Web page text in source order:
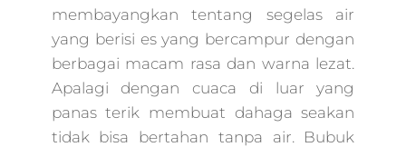
umkm,digital
marketing
umkm,pemasaran
digital
marketing,maksud
digital
online
membayangkan tentang segelas air
yang berisi es yang bercampur dengan
berbagai macam rasa dan warna lezat.
Apalagi dengan cuaca di luar yang
panas terik membuat dahaga seakan
tidak bisa bertahan tanpa air. Bubuk